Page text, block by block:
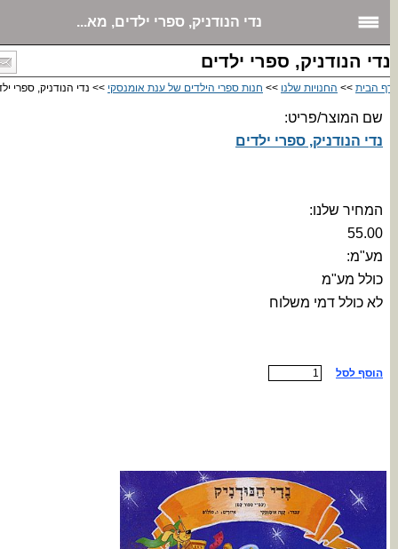
נדי הנודניק, ספרי ילדים, מא...
נדי הנודניק, ספרי ילדים
הבית>>החנויות שלנו>>חנות ספרי הילדים של ענת אומנסקי>> נדי הנודניק, ספרי
שם המוצר/פריט:
נדי הנודניק, ספרי ילדים
המחיר שלנו:
55.00
מע"מ:
כולל מע"מ
לא כולל דמי משלוח
הוסף לסל